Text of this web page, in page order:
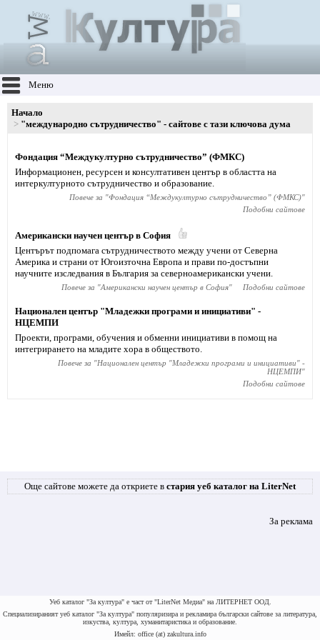
Меню
Начало
"международно сътрудничество" - сайтове с тази ключова дума
Фондация “Междукултурно сътрудничество” (ФМКС)
Информационен, ресурсен и консултативен център в областта на
интеркултурното сътрудничество и образование.
Повече за "Фондация “Междукултурно сътрудничество” (ФМКС)"
Подобни сайтове
Американски научен център в София
Центърът подпомага сътрудничеството между учени от Северна
Америка и страни от Югоизточна Европа и прави по-достъпни
научните изследвания в България за северноамерикански учени.
Повече за "Американски научен център в София" Подобни сайтове
Национален център "Младежки програми и инициативи" -
НЦЕМПИ
Проекти, програми, обучения и обменни инициативи в помощ на
интегрирането на младите хора в обществото.
Повече за "Национален център "Младежки програми и инициативи" -
НЦЕМПИ"
Подобни сайтове
Още сайтове можете да откриете в стария уеб каталог на LiterNet
За реклама
Уеб каталог "За култура" е част от "LiterNet Медиа" на ЛИТЕРНЕТ ООД.
Специализираният уеб каталог "За култура" популяризира и рекламира български сайтове за литература,
изкуства, култура, хуманитаристика и образование.
Имейл: office (at) zakultura.info